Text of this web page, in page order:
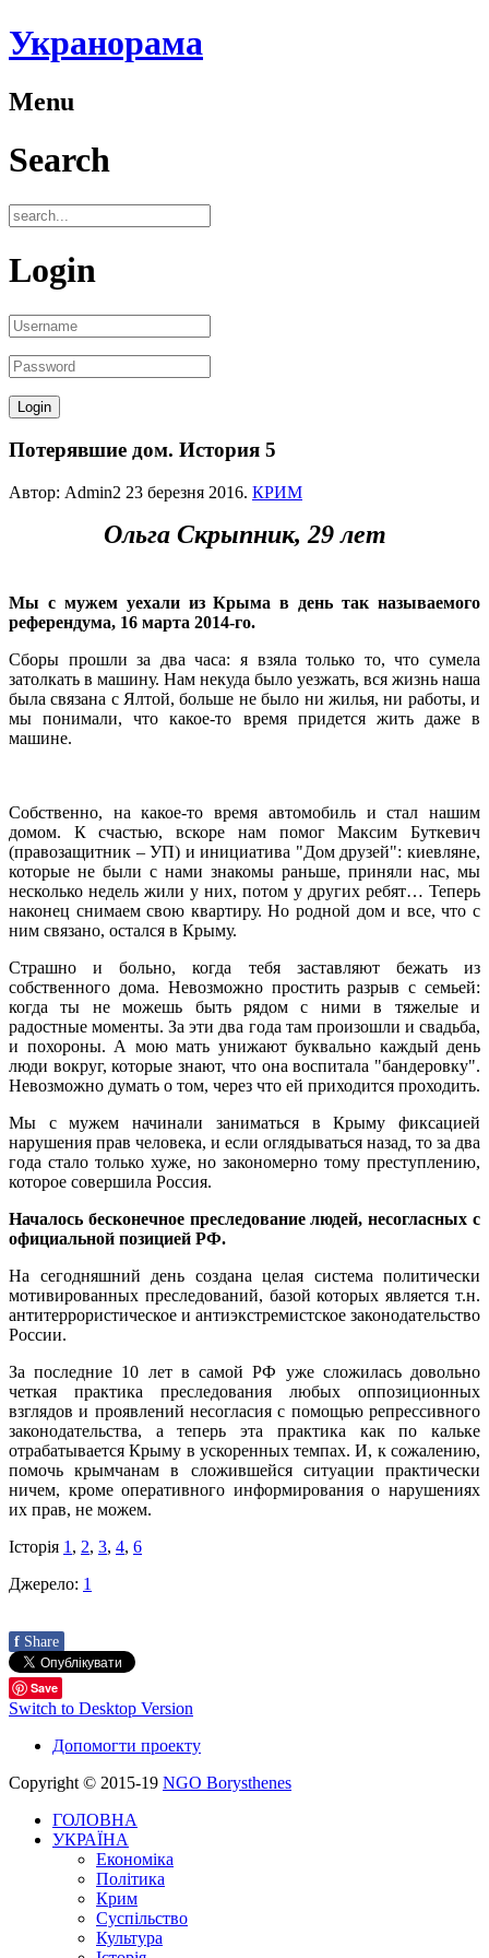
Укранорама
Menu
Search
Login
Потерявшие дом. История 5
Автор: Admin2 23 березня 2016. КРИМ
Ольга Скрыпник, 29 лет
Мы с мужем уехали из Крыма в день так называемого
референдума, 16 марта 2014-го.
Сборы прошли за два часа: я взяла только то, что сумела
затолкать в машину. Нам некуда было уезжать, вся жизнь наша
была связана с Ялтой, больше не было ни жилья, ни работы, и
мы понимали, что какое-то время придется жить даже в
машине.
Собственно, на какое-то время автомобиль и стал нашим
домом. К счастью, вскоре нам помог Максим Буткевич
(правозащитник – УП) и инициатива "Дом друзей": киевляне,
которые не были с нами знакомы раньше, приняли нас, мы
несколько недель жили у них, потом у других ребят… Теперь
наконец снимаем свою квартиру. Но родной дом и все, что с
ним связано, остался в Крыму.
Страшно и больно, когда тебя заставляют бежать из
собственного дома. Невозможно простить разрыв с семьей:
когда ты не можешь быть рядом с ними в тяжелые и
радостные моменты. За эти два года там произошли и свадьба,
и похороны. А мою мать унижают буквально каждый день
люди вокруг, которые знают, что она воспитала "бандеровку".
Невозможно думать о том, через что ей приходится проходить.
Мы с мужем начинали заниматься в Крыму фиксацией
нарушения прав человека, и если оглядываться назад, то за два
года стало только хуже, но закономерно тому преступлению,
которое совершила Россия.
Началось бесконечное преследование людей, несогласных с
официальной позицией РФ.
На сегодняшний день создана целая система политически
мотивированных преследований, базой которых является т.н.
антитеррористическое и антиэкстремистское законодательство
России.
За последние 10 лет в самой РФ уже сложилась довольно
четкая практика преследования любых оппозиционных
взглядов и проявлений несогласия с помощью репрессивного
законодательства, а теперь эта практика как по кальке
отрабатывается Крыму в ускоренных темпах. И, к сожалению,
помочь крымчанам в сложившейся ситуации практически
ничем, кроме оперативного информирования о нарушениях
их прав, не можем.
Історія 1 , 2, 3, 4, 6
Джерело: 1
f Share
Save
Switch to Desktop Version
Допомогти проекту
Copyright © 2015-19 NGO Borysthenes
ГОЛОВНА
УКРАЇНА
Економіка
Політика
Крим
Суспільство
Культура